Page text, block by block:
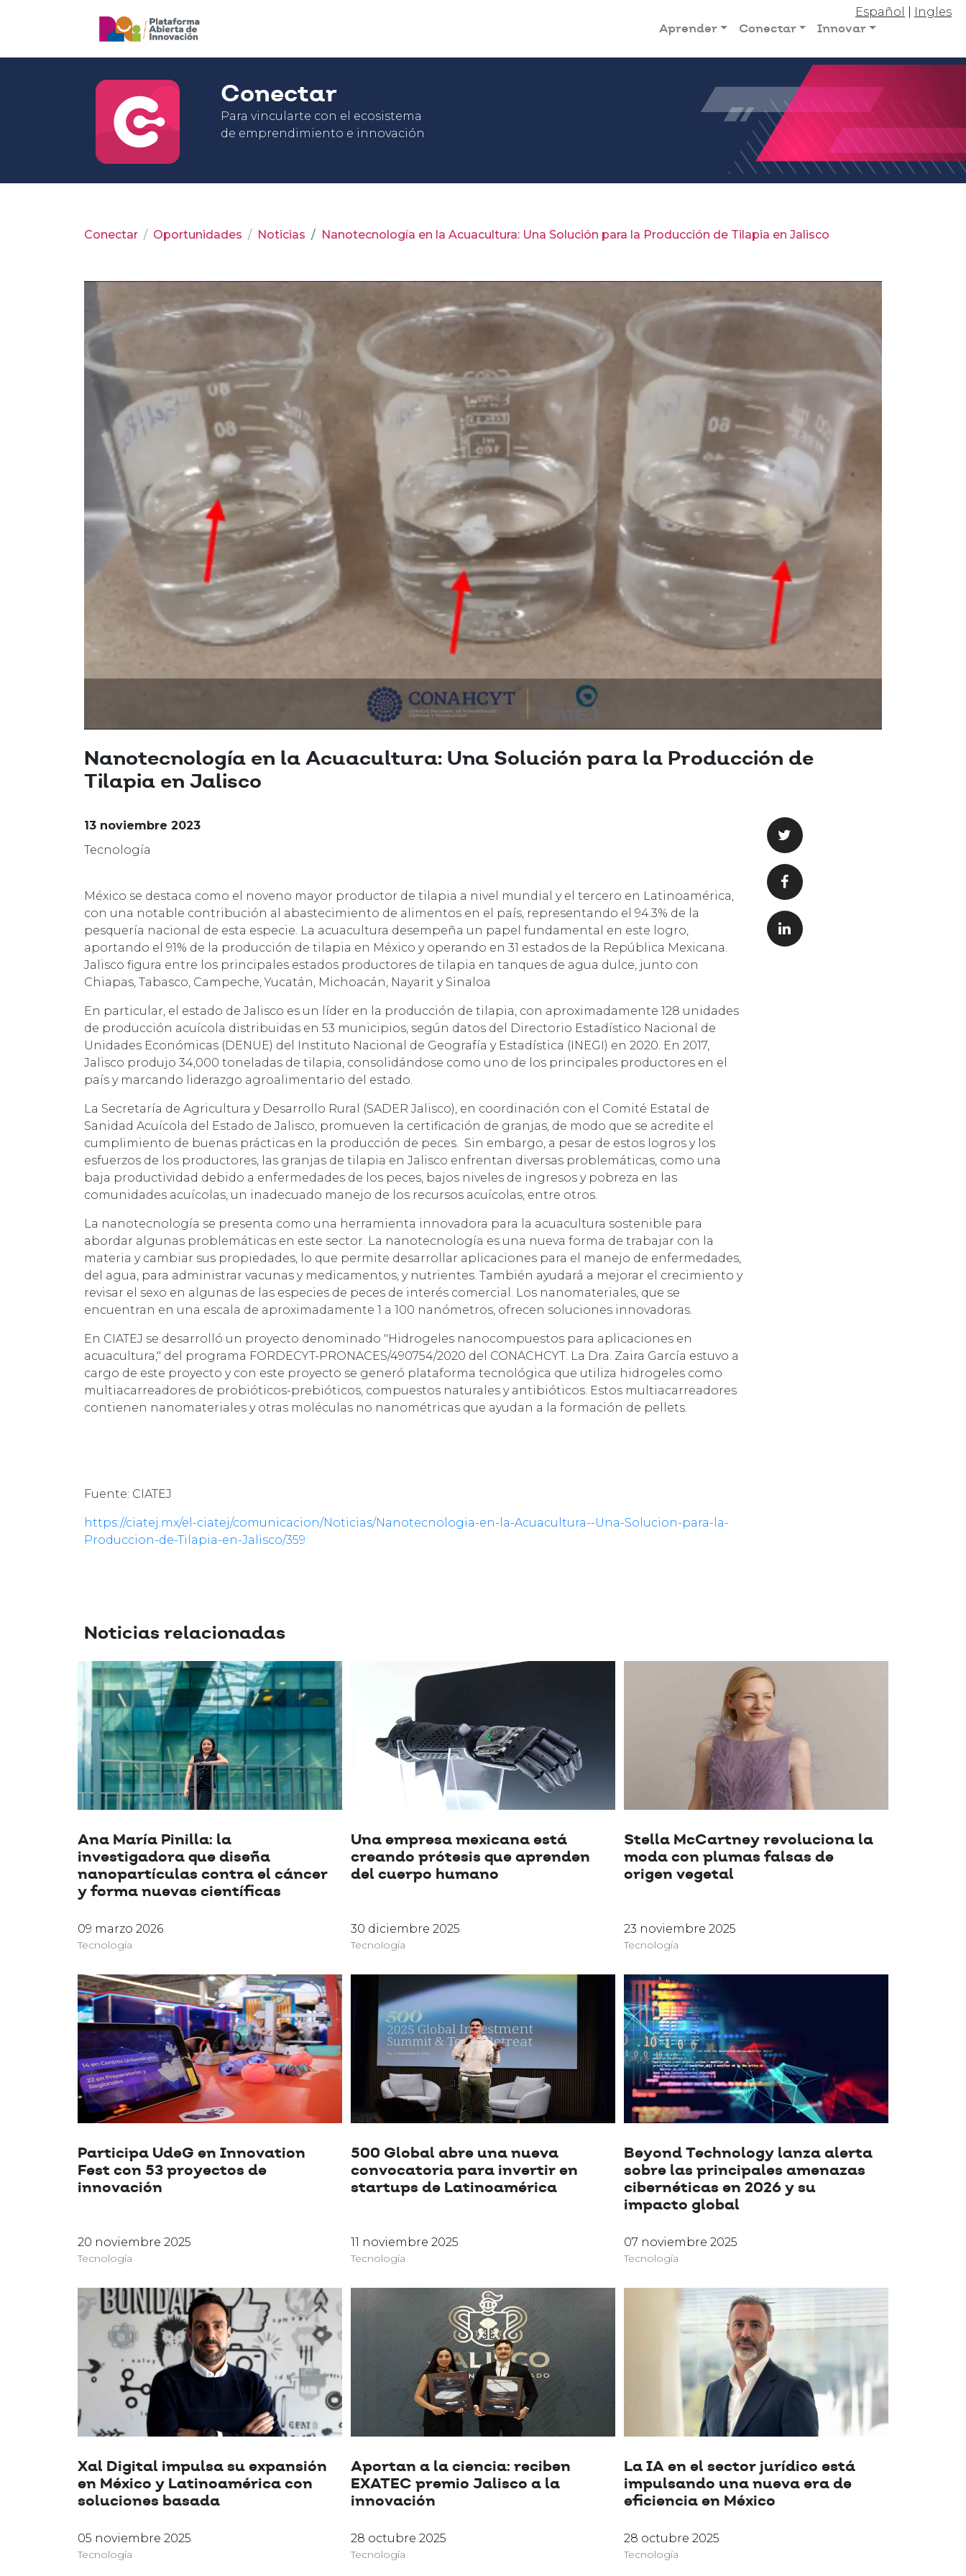
Español Ingles
Aprender Conectar Innovar
Conectar
Para vincularte con el ecosistema
de emprendimiento e innovación
Conectar Oportunidades Noticias Nanotecnología en la Acuacultura: Una Solución para la Producción de Tilapia en Jalisco
Nanotecnología en la Acuacultura: Una Solución para la Producción de
Tilapia en Jalisco
13 noviembre 2023
Tecnología
México se destaca como el noveno mayor productor de tilapia a nivel mundial y el tercero en Latinoamérica,
con una notable contribución al abastecimiento de alimentos en el país, representando el 94.3% de la
pesquería nacional de esta especie. La acuacultura desempeña un papel fundamental en este logro,
aportando el 91% de la producción de tilapia en México y operando en 31 estados de la República Mexicana.
Jalisco figura entre los principales estados productores de tilapia en tanques de agua dulce, junto con
Chiapas, Tabasco, Campeche, Yucatán, Michoacán, Nayarit y Sinaloa
En particular, el estado de Jalisco es un líder en la producción de tilapia, con aproximadamente 128 unidades
de producción acuícola distribuidas en 53 municipios, según datos del Directorio Estadístico Nacional de
Unidades Económicas (DENUE) del Instituto Nacional de Geografía y Estadística (INEGI) en 2020. En 2017,
Jalisco produjo 34,000 toneladas de tilapia, consolidándose como uno de los principales productores en el
país y marcando liderazgo agroalimentario del estado.
La Secretaría de Agricultura y Desarrollo Rural (SADER Jalisco), en coordinación con el Comité Estatal de
Sanidad Acuícola del Estado de Jalisco, promueven la certificación de granjas, de modo que se acredite el
cumplimiento de buenas prácticas en la producción de peces. Sin embargo, a pesar de estos logros y los
esfuerzos de los productores, las granjas de tilapia en Jalisco enfrentan diversas problemáticas, como una
baja productividad debido a enfermedades de los peces, bajos niveles de ingresos y pobreza en las
comunidades acuícolas, un inadecuado manejo de los recursos acuícolas, entre otros.
La nanotecnología se presenta como una herramienta innovadora para la acuacultura sostenible para
abordar algunas problemáticas en este sector. La nanotecnología es una nueva forma de trabajar con la
materia y cambiar sus propiedades, lo que permite desarrollar aplicaciones para el manejo de enfermedades,
del agua, para administrar vacunas y medicamentos, y nutrientes. También ayudará a mejorar el crecimiento y
revisar el sexo en algunas de las especies de peces de interés comercial. Los nanomateriales, que se
encuentran en una escala de aproximadamente 1 a 100 nanómetros, ofrecen soluciones innovadoras.
En CIATEJ se desarrolló un proyecto denominado "Hidrogeles nanocompuestos para aplicaciones en
acuacultura," del programa FORDECYT-PRONACES/490754/2020 del CONACHCYT. La Dra. Zaira García estuvo a
cargo de este proyecto y con este proyecto se generó plataforma tecnológica que utiliza hidrogeles como
multiacarreadores de probióticos-prebióticos, compuestos naturales y antibióticos. Estos multiacarreadores
contienen nanomateriales y otras moléculas no nanométricas que ayudan a la formación de pellets.
Fuente: CIATEJ
https://ciatej.mx/el-ciatej/comunicacion/Noticias/Nanotecnologia-en-la-Acuacultura--Una-Solucion-para-la-
Produccion-de-Tilapia-en-Jalisco/359
Noticias relacionadas
Ana María Pinilla: la
investigadora que diseña
nanopartículas contra el cáncer
y forma nuevas científicas
09 marzo 2026
Tecnología
Una empresa mexicana está
creando prótesis que aprenden
del cuerpo humano
30 diciembre 2025
Tecnología
Stella McCartney revoluciona la
moda con plumas falsas de
origen vegetal
23 noviembre 2025
Tecnología
Participa UdeG en Innovation
Fest con 53 proyectos de
innovación
20 noviembre 2025
Tecnología
500 Global abre una nueva
convocatoria para invertir en
startups de Latinoamérica
11 noviembre 2025
Tecnología
Beyond Technology lanza alerta
sobre las principales amenazas
cibernéticas en 2026 y su
impacto global
07 noviembre 2025
Tecnología
Xal Digital impulsa su expansión
en México y Latinoamérica con
soluciones basada
05 noviembre 2025
Tecnología
Aportan a la ciencia: reciben
EXATEC premio Jalisco a la
innovación
28 octubre 2025
Tecnología
La IA en el sector jurídico está
impulsando una nueva era de
eficiencia en México
28 octubre 2025
Tecnología